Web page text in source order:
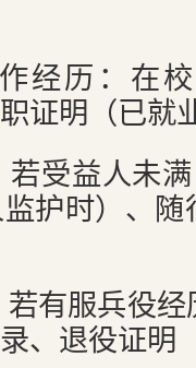
经历：在
证明（已就
受益人未
护时）、
有服兵役经
、退役证明